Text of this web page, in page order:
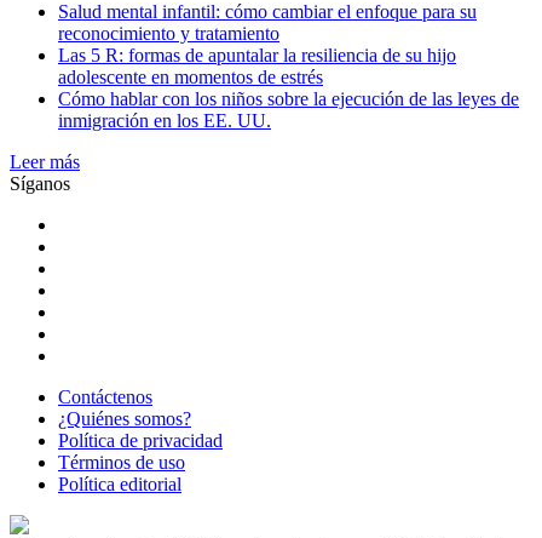
Salud mental infantil: cómo cambiar el enfoque para su
reconocimiento y tratamiento
Las 5 R: formas de apuntalar la resiliencia de su hijo
adolescente en momentos de estrés
Cómo hablar con los niños sobre la ejecución de las leyes de
inmigración en los EE. UU.
Leer más
Síganos
Contáctenos
¿Quiénes somos?
Política de privacidad
Términos de uso
Política editorial